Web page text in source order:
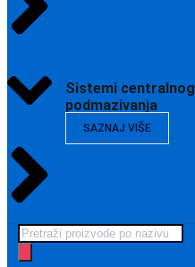
Sistemi centralnog
podmazivanja
SAZNAJ VIŠE
Products
search